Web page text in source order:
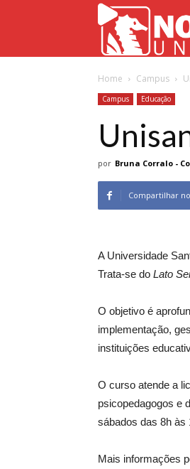
Home Campus
Campus Educação
por Bruna Corralo -
Compartilhar
A Universidade
Trata-se do Lato
O objetivo é
implementação,
instituições
O curso atende a
psicopedagogos e
sábados das 8h às
Mais informações